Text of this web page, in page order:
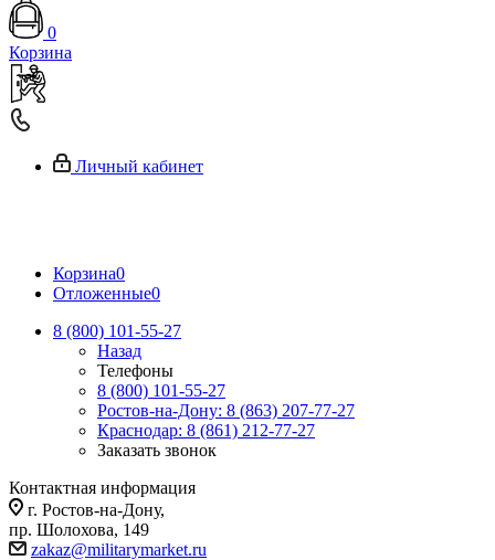
0
Корзина
Личный кабинет
Корзина0
Отложенные0
8 (800) 101-55-27
Назад
Телефоны
8 (800) 101-55-27
Ростов-на-Дону: 8 (863) 207-77-27
Краснодар: 8 (861) 212-77-27
Заказать звонок
Контактная информация
г. Ростов-на-Дону,
пр. Шолохова, 149
zakaz@militarymarket.ru